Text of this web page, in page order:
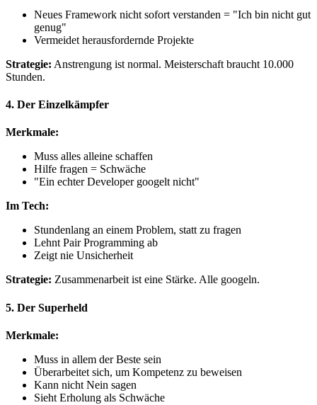
Neues Framework nicht sofort verstanden = "Ich bin nicht gut
genug"
Vermeidet herausfordernde Projekte
Strategie: Anstrengung ist normal. Meisterschaft braucht 10.000
Stunden.
4. Der Einzelkämpfer
Merkmale:
Muss alles alleine schaffen
Hilfe fragen = Schwäche
"Ein echter Developer googelt nicht"
Im Tech:
Stundenlang an einem Problem, statt zu fragen
Lehnt Pair Programming ab
Zeigt nie Unsicherheit
Strategie: Zusammenarbeit ist eine Stärke. Alle googeln.
5. Der Superheld
Merkmale:
Muss in allem der Beste sein
Überarbeitet sich, um Kompetenz zu beweisen
Kann nicht Nein sagen
Sieht Erholung als Schwäche